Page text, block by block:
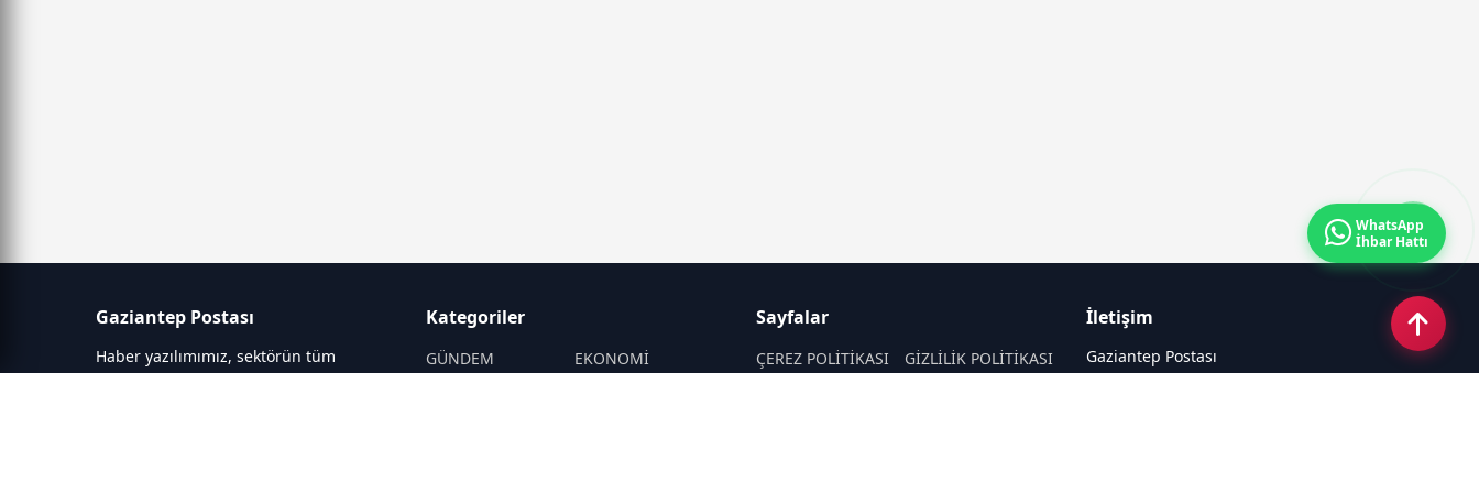
Gaziantep Postası
Haber yazılımımız, sektörün tüm
ihtiyaçlarını karşılayacak şekilde
Kategoriler
GÜNDEM
EKONOMİ
Sayfalar
ÇEREZ POLİTİKASI
GİZLİLİK POLİTİKASI
İletişim
Gaziantep Postası
WhatsApp
İhbar Hattı